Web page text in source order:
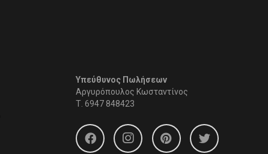
Υπεύθυνος Πωλήσεων
Αργυρόπουλος Κωσταντίνος
Τ. 6947 848423